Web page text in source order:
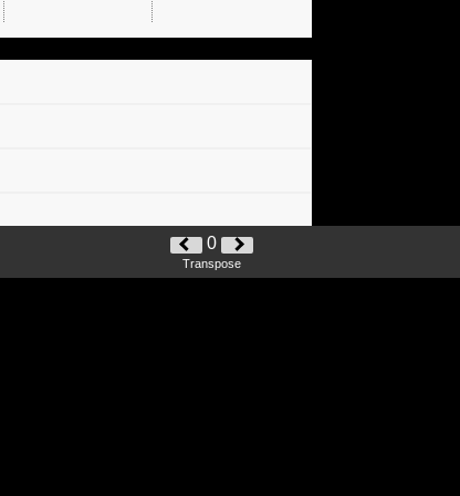
0
Transpose